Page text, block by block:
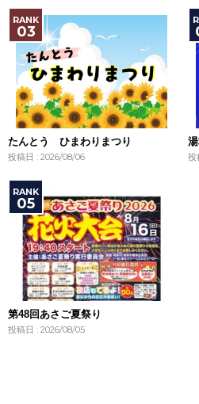
たんとう ひまわりまつり
投稿日 : 2026/08/06 投
第48回あさご夏祭り
投稿日 : 2026/08/05